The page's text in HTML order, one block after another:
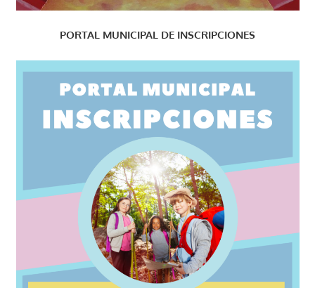
PORTAL MUNICIPAL DE INSCRIPCIONES